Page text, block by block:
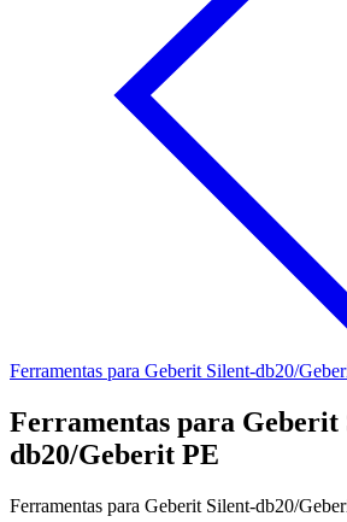
Ferramentas para Geberit Silent-db20/
Ferramentas para Geberit
db20/Geberit PE
Ferramentas para Geberit Silent-db20/